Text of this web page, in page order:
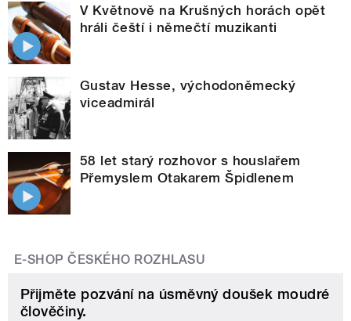
V Květnově na Krušných horách opět
hráli čeští i němečtí muzikanti
Gustav Hesse, východoněmecký
viceadmirál
58 let starý rozhovor s houslařem
Přemyslem Otakarem Špidlenem
E-SHOP ČESKÉHO ROZHLASU
Přijměte pozvání na úsměvný doušek moudré
člověčiny.